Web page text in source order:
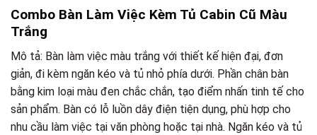
Combo Bàn Làm Việc Kèm Tủ Cabin Cũ Màu
Trắng
Mô tả: Bàn làm việc màu trắng với thiết kế hiện đại, đơn
giản, đi kèm ngăn kéo và tủ nhỏ phía dưới. Phần chân bàn
bằng kim loại màu đen chắc chắn, tạo điểm nhấn tinh tế cho
sản phẩm. Bàn có lỗ luồn dây điện tiện dụng, phù hợp cho
nhu cầu làm việc tại văn phòng hoặc tại nhà. Ngăn kéo và tủ